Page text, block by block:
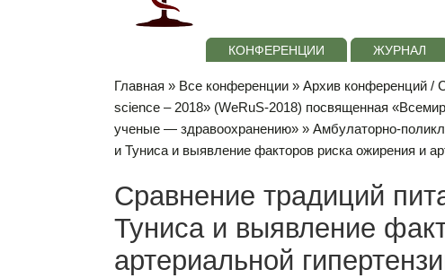
КОНФЕРЕНЦИИ ЖУРНАЛ
Главная » Все конференции » Архив конференций /
science – 2018» (WeRuS-2018) посвященная
ученые — здравоохранению» » Амбулаторно-
и Туниса и выявление факторов риска ожирения и
Cравнение традиций
Туниса и выявление
артериальной